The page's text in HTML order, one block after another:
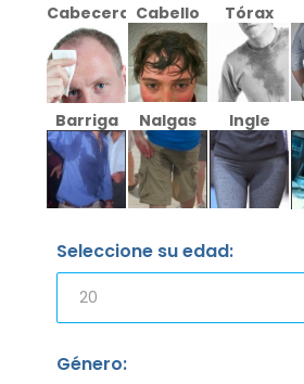
Cabecera Cabello Tórax
Barriga Nalgas Ingle
Seleccione su edad:
Género: